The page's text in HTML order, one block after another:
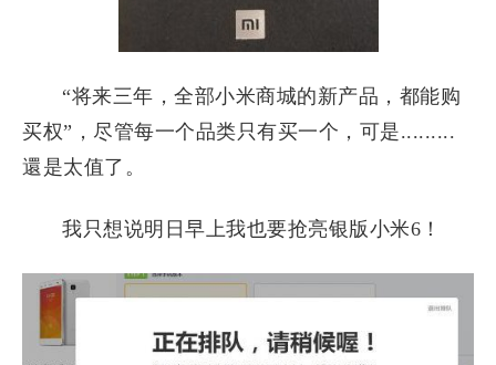
“将来三年，全部小米商城的新产品，都能购
买权”，尽管每一个品类只有买一个，可是.........
還是太值了。
我只想说明日早上我也要抢亮银版小米6！